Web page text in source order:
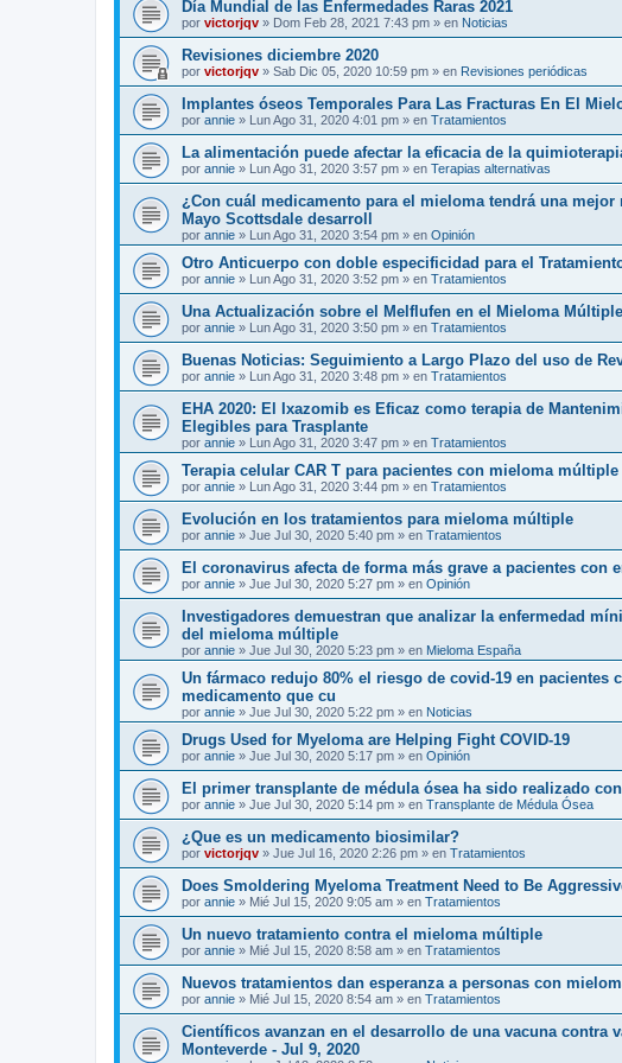
Día Mundial de las Enfermedades Raras 2021
por victorjqv » Dom Feb 28, 2021 7:43 pm » en Noticias
Revisiones diciembre 2020
por victorjqv » Sab Dic 05, 2020 10:59 pm » en Revisiones periódicas
Implantes óseos Temporales Para Las Fracturas En El
por annie » Lun Ago 31, 2020 4:01 pm » en Tratamientos
La alimentación puede afectar la eficacia de la
por annie » Lun Ago 31, 2020 3:57 pm » en Terapias alternativas
¿Con cuál medicamento para el mieloma tendrá una
Mayo Scottsdale desarroll
por annie » Lun Ago 31, 2020 3:54 pm » en Opinión
Otro Anticuerpo con doble especificidad para el
por annie » Lun Ago 31, 2020 3:52 pm » en Tratamientos
Una Actualización sobre el Melflufen en el Mieloma Múltiple
por annie » Lun Ago 31, 2020 3:50 pm » en Tratamientos
Buenas Noticias: Seguimiento a Largo Plazo del uso de
por annie » Lun Ago 31, 2020 3:48 pm » en Tratamientos
EHA 2020: El Ixazomib es Eficaz como terapia de
Elegibles para Trasplante
por annie » Lun Ago 31, 2020 3:47 pm » en Tratamientos
Terapia celular CAR T para pacientes con mieloma
por annie » Lun Ago 31, 2020 3:44 pm » en Tratamientos
Evolución en los tratamientos para mieloma múltiple
por annie » Jue Jul 30, 2020 5:40 pm » en Tratamientos
El coronavirus afecta de forma más grave a pacientes con
por annie » Jue Jul 30, 2020 5:27 pm » en Opinión
Investigadores demuestran que analizar la enfermedad
del mieloma múltiple
por annie » Jue Jul 30, 2020 5:23 pm » en Mieloma España
Un fármaco redujo 80% el riesgo de covid-19 en
medicamento que cu
por annie » Jue Jul 30, 2020 5:22 pm » en Noticias
Drugs Used for Myeloma are Helping Fight COVID-19
por annie » Jue Jul 30, 2020 5:17 pm » en Opinión
El primer transplante de médula ósea ha sido realizado
por annie » Jue Jul 30, 2020 5:14 pm » en Transplante de Médula Ósea
¿Que es un medicamento biosimilar?
por victorjqv » Jue Jul 16, 2020 2:26 pm » en Tratamientos
Does Smoldering Myeloma Treatment Need to Be
por annie » Mié Jul 15, 2020 9:05 am » en Tratamientos
Un nuevo tratamiento contra el mieloma múltiple
por annie » Mié Jul 15, 2020 8:58 am » en Tratamientos
Nuevos tratamientos dan esperanza a personas con
por annie » Mié Jul 15, 2020 8:54 am » en Tratamientos
Científicos avanzan en el desarrollo de una vacuna contra
Monteverde - Jul 9, 2020